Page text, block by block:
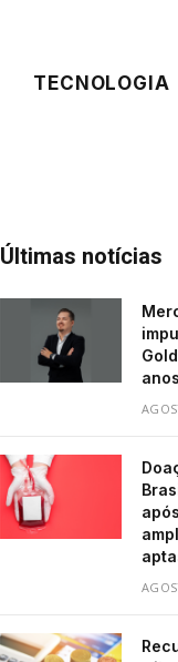
TECNOLOGIA
Últimas notícias
anos